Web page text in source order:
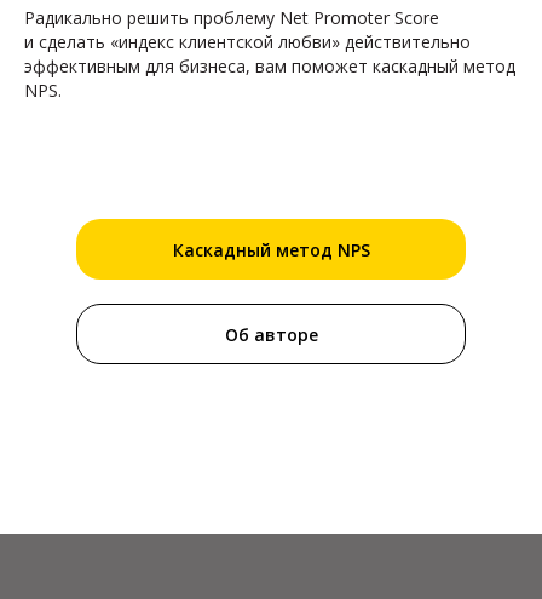
Радикально решить проблему Net Promoter Score
и сделать «индекс клиентской любви» действительно
эффективным для бизнеса, вам поможет каскадный метод
NPS.
Каскадный метод NPS
Об авторе